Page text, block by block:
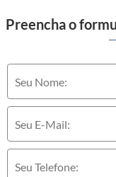
Preencha o